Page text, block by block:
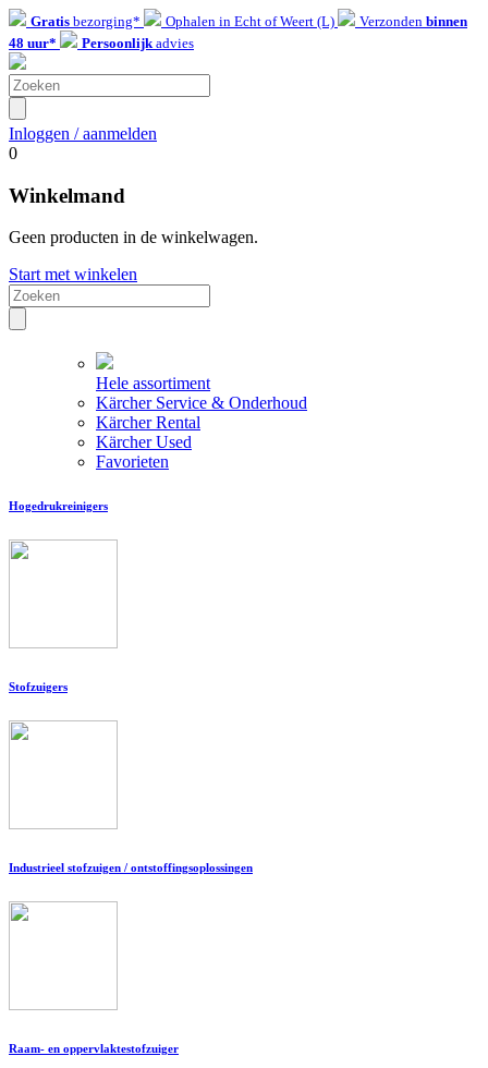
Gratis bezorging* Ophalen in Echt of Weert (L) Verzonden binnen
48 uur*
Persoonlijkadvies
Inloggen / aanmelden
0
Winkelmand
Geen producten in de winkelwagen.
Start met winkelen
Hele assortiment
Kärcher Service & Onderhoud
Kärcher Rental
Kärcher Used
Favorieten
Hogedrukreinigers
Stofzuigers
Industrieel stofzuigen / ontstoffingsoplossingen
Raam- en oppervlaktestofzuiger